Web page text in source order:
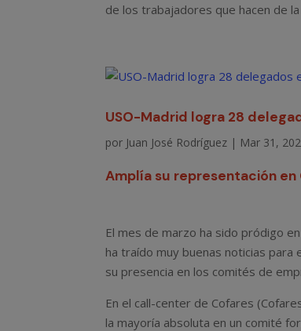
de los trabajadores que hacen de la
USO-Madrid logra 28
por Juan José Rodríguez | Mar 31,
Amplía su representación
El mes de marzo ha sido pródigo
ha traído muy buenas noticias para
su presencia en los comités de
En el call-center de Cofares
la mayoría absoluta en un comité